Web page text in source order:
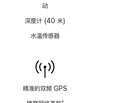
动
深度计 (40 米)
水温传感器
精准的双频 GPS